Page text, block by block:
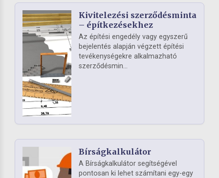
Kivitelezési szerződésminta
– építkezésekhez
Az építési engedély vagy egyszerű
bejelentés alapján végzett építési
tevékenységekre alkalmazható
szerződésmin...
Bírságkalkulátor
A Bírságkalkulátor segítségével
pontosan ki lehet számítani egy-egy